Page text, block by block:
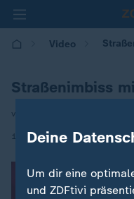
Video
Straßenimbiss
von Normen Odenthal
10.11.2016 | 23:00
Deine
Um dir eine
und ZDFtivi